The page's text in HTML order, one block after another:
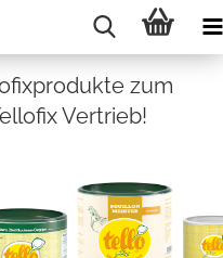
zum
Vertrieb!